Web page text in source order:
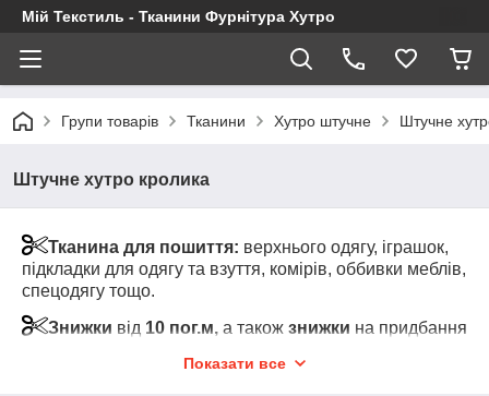
Мій Текстиль - Тканини Фурнітура Хутро
Групи товарів Тканини Хутро штучне Штучне
Штучне хутро кролика
Тканина для пошиття: верхнього одягу, іграшок,
підкладки для одягу та взуття, комірів, оббивки меблів,
спецодягу тощо.
Знижки від 10 пог.м, а також знижки на придбання
товару та клікні на "Показати оптові ціни" (під
Показати все